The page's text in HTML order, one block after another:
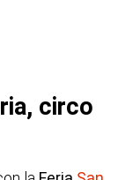
circo